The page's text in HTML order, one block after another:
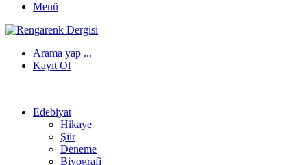
Menü
Arama yap ...
Kayıt Ol
Edebiyat
Hikaye
Şiir
Deneme
Biyografi